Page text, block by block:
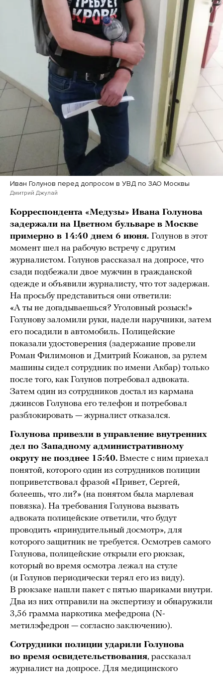
Иван Голунов перед допросом в УВД по ЗАО Москвы
Дмитрий Джулай
Корреспондента «Медузы» Ивана Голунова
задержали на Цветном бульваре в Москве
примерно в 14:40 днем 6 июня. Голунов в этот
момент шел на рабочую встречу с другим
журналистом. Голунов рассказал на допросе, что
сзади подбежали двое мужчин в гражданской
одежде и объявили журналисту, что тот задержан.
На просьбу представиться они ответили:
«А ты не догадываешься? Уголовный розыск!»
Голунову заломили руки, надели наручники, затем
его посадили в автомобиль. Полицейские
показали удостоверения (задержание провели
Роман Филимонов и Дмитрий Кожанов, за рулем
машины сидел сотрудник по имени Акбар) только
после того, как Голунов потребовал адвоката.
Затем один из сотрудников достал из кармана
джинсов Голунова его телефон и потребовал
разблокировать — журналист отказался.
Голунова привезли в управление внутренних
дел по Западному административному
округу не позднее 15:40. Вместе с ним приехал
понятой, которого один из сотрудников полиции
поприветствовал фразой «Привет, Сергей,
болеешь, что ли?» (на понятом была марлевая
повязка). На требования Голунова вызвать
адвоката полицейские ответили, что будут
проводить «принудительный досмотр», для
которого защитник не требуется. Осмотрев самого
Голунова, полицейские открыли его рюкзак,
который во время осмотра лежал на стуле
(и Голунов периодически терял его из виду).
В рюкзаке нашли пакет с пятью шариками внутри.
Два из них отправили на экспертизу и обнаружили
3,56 грамма наркотика мефедрона (N-
метилэфедрон — согласно заключению).
Сотрудники полиции ударили Голунова
во время освидетельствования, рассказал
журналист на допросе. Для медицинского